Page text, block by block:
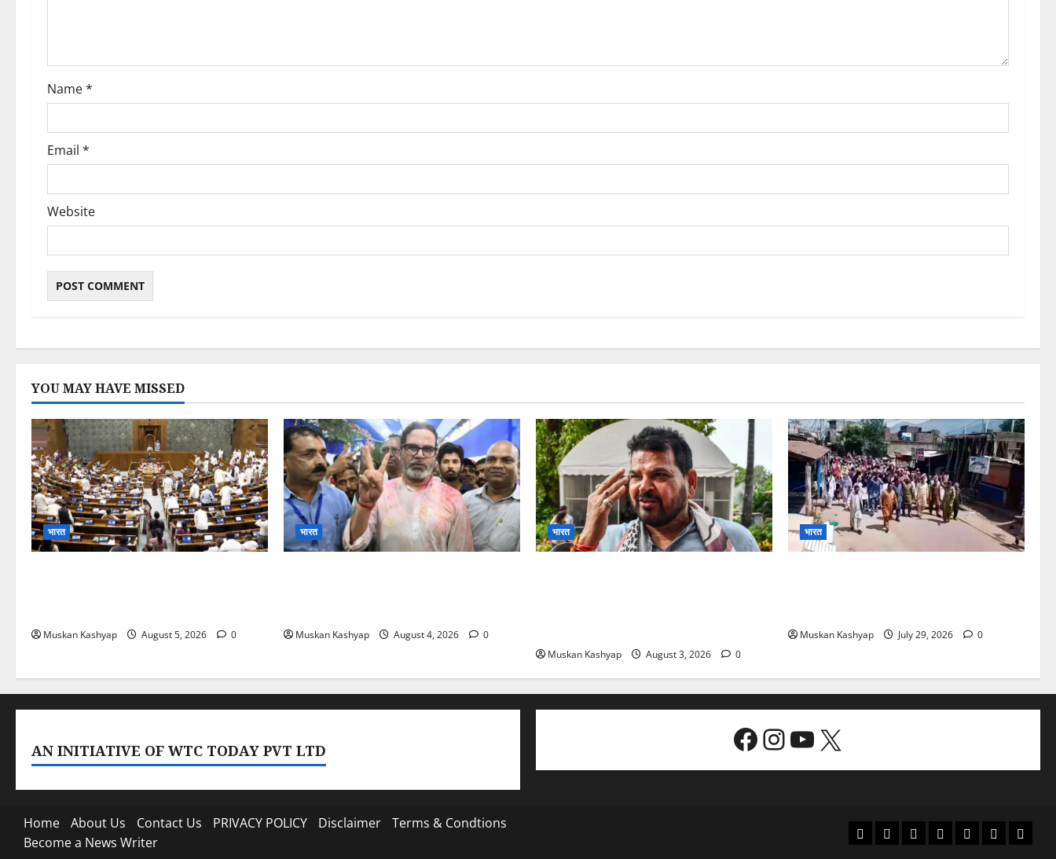
i
o
n
Name*
Email *
Website
YOU MAY HAVE MISSED
भारत
Muskan Kashyap August 5, 2026 0
भारत
Muskan Kashyap August 4, 2026 0
भारत
Muskan Kashyap August 3, 2026 0
भारत
Muskan Kashyap July 29, 2026 0
AN INITIATIVE OF WTC TODAY PVT LTD Facebook
Instagram
YouTube
X
Home About Us Contact Us PRIVACY POLICY Disclaimer
Terms & Condtions
Become a News Writer
HomeAboutContactPRIVACY
Disclaimer
Terms